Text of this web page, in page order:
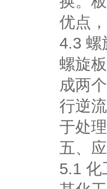
优点
4.3 螺
螺旋
成两
行逆
于处
五、
5.1 化